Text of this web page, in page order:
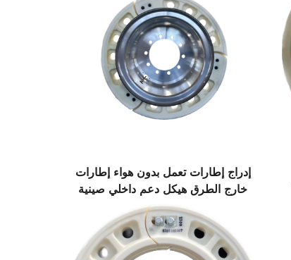
إدراج إطارات تعمل بدون هواء إطارات
خارج الطرق هيكل دعم داخلي صينية
تقنية حديثة